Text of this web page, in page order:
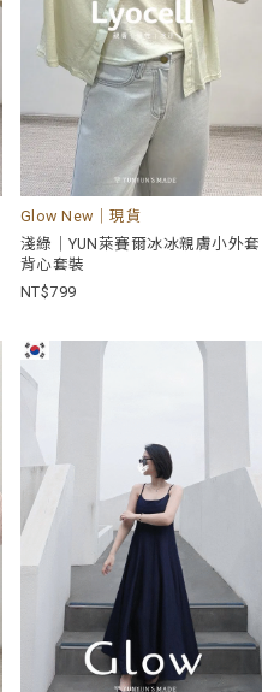
Glow New｜現貨
淺綠｜YUN萊賽爾冰冰親膚小外套
背心套裝
799